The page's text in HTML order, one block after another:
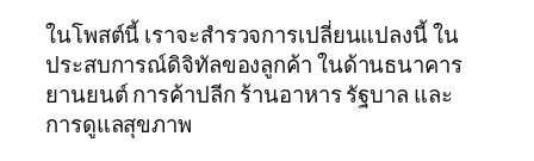
ในโพสต์นี้ เราจะสำรวจการเปลี่ยนแปลงนี้ ใน
ประสบการณ์ดิจิทัลของลูกค้า ในด้านธนาคาร
ยานยนต์ การค้าปลีก ร้านอาหาร รัฐบาล และ
การดูแลสุขภาพ